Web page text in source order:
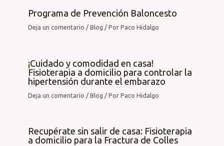
Programa de Prevención Baloncesto
Deja un comentario /Blog / PorPaco Hidalgo
¡Cuidado y comodidad en casa!
Fisioterapia a domicilio para controlar la
hipertensión durante el embarazo
Deja un comentario /Blog / PorPaco Hidalgo
Recupérate sin salir de casa: Fisioterapia
a domicilio para la Fractura de Colles